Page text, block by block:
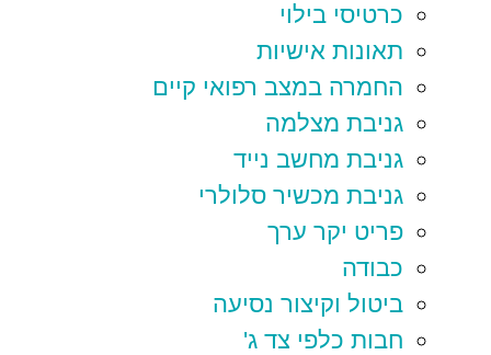
כרטיסי בילוי
תאונות אישיות
החמרה במצב רפואי קיים
גניבת מצלמה
גניבת מחשב נייד
גניבת מכשיר סלולרי
פריט יקר ערך
כבודה
ביטול וקיצור נסיעה
חבות כלפי צד ג'